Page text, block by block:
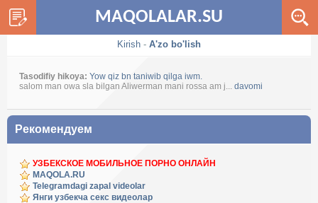
MAQOLALAR.SU
Kirish - A'zo bo'lish
Tasodifiy hikoya: Yow qiz bn taniwib qilga iwm.
salom man owa sla bilgan Aliwerman mani rossa am j... davomi
Рекомендуем
УЗБЕКСКОЕ МОБИЛЬНОЕ ПОРНО ОНЛАЙН
MAQOLA.RU
Telegramdagi zapal videolar
Янги узбекча секс видеолар